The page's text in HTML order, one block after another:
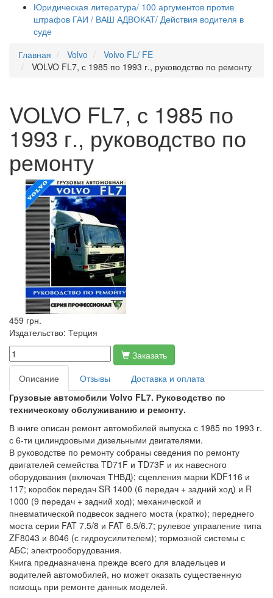
Юридическая литература/ 100 аргументов против
штрафов ГАИ / ВАШ АДВОКАТ/ Действия водителя в
суде
Главная
Volvo
Volvo FL/ FE
VOLVO FL7, с 1985 по 1993 г., руководство по ремонту
VOLVO FL7, с 1985 по
1993 г., руководство по
ремонту
459 грн.
Издательство: Терция
Заказать
Описание
Отзывы
Доставка и оплата
Грузовые автомобили Volvo FL7. Руководство по
техническому обслуживанию и ремонту.
В книге описан ремонт автомобилей выпуска с 1985 по 1993 г.
с 6-ти цилиндровыми дизельными двигателями.
В руководстве по ремонту собраны сведения по ремонту
двигателей семейства TD71F и TD73F и их навесного
оборудования (включая ТНВД); сцепления марки KDF116 и
117; коробок передач SR 1400 (6 передач + задний ход) и R
1000 (9 передач + задний ход); механической и
пневматической подвесок заднего моста (кратко); переднего
моста серии FAT 7.5/8 и FAT 6.5/6.7; рулевое управление типа
ZF8043 и 8046 (с гидроусилителем); тормозной системы с
АБС; электрооборудования.
Книга предназначена прежде всего для владельцев и
водителей автомобилей, но может оказать существенную
помощь при ремонте данных моделей.